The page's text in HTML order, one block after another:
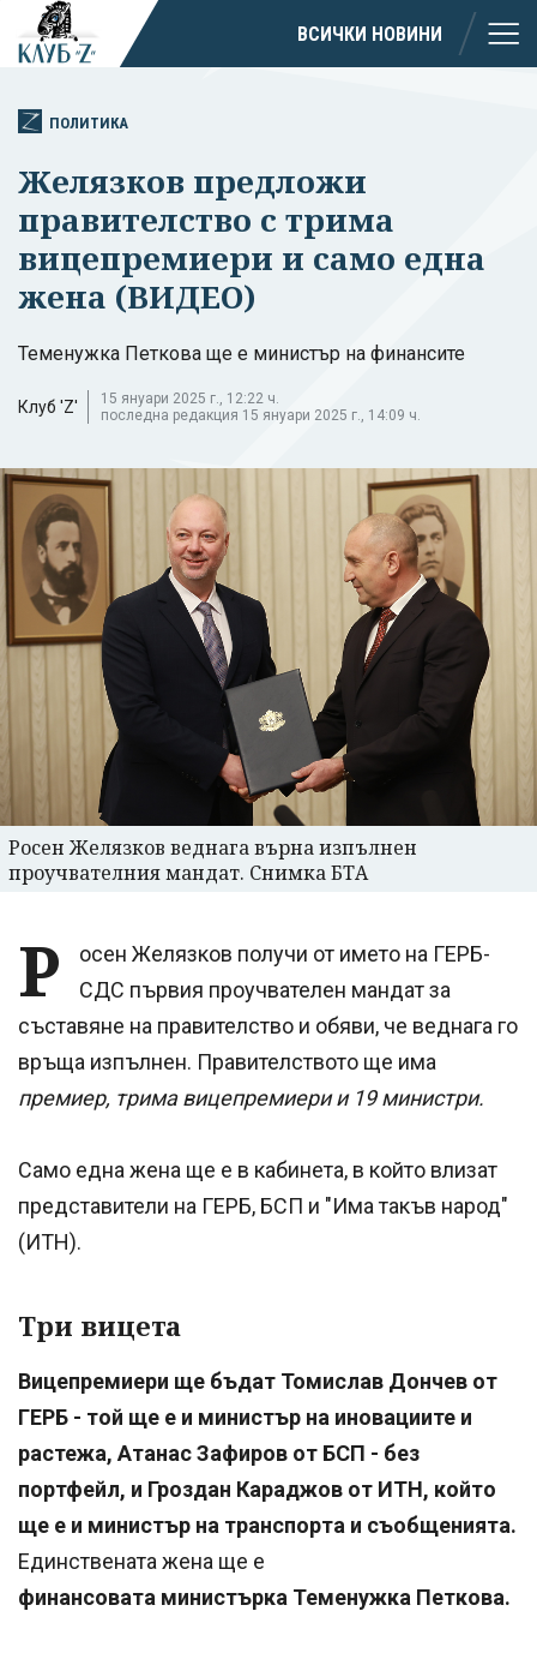
ВСИЧКИ НОВИНИ
ПОЛИТИКА
Желязков предложи
правителство с трима
вицепремиери и само една
жена (ВИДЕО)
Теменужка Петкова ще е министър на финансите
Клуб 'Z'
15 януари 2025 г., 12:22 ч.
последна редакция 15 януари 2025 г., 14:09 ч.
Росен Желязков веднага върна изпълнен
проучвателния мандат. Снимка БТА
Р
осен Желязков получи от името на ГЕРБ-
СДС първия проучвателен мандат за
съставяне на правителство и обяви, че веднага го
връща изпълнен. Правителството ще има
премиер, трима вицепремиери и 19 министри.
Само една жена ще е в кабинета, в който влизат
представители на ГЕРБ, БСП и "Има такъв народ"
(ИТН).
Три вицета
Вицепремиери ще бъдат Томислав Дончев от
ГЕРБ - той ще е и министър на иновациите и
растежа, Атанас Зафиров от БСП - без
портфейл, и Гроздан Караджов от ИТН, който
ще е и министър на транспорта и съобщенията.
Единствената жена ще е
финансовата министърка Теменужка Петкова.